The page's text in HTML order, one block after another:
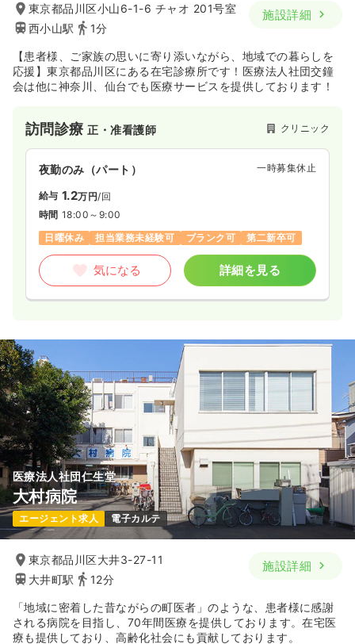
東京都品川区小山6-1-6 チャオ 201号室
西小山駅
1分
施設詳細
【患者様、ご家族の思いに寄り添いながら、地域での暮らしを
応援】東京都品川区にある在宅診療所です！医療法人社団交鐘
会は他に神奈川、仙台でも医療サービスを提供しております！
訪問診療正・准看護師 クリニック
夜勤のみ（パート） 一時募集休止
給与 1.2万円/回
時間 18:00～9:00
日曜休み
担当業務未経験可 ブランク可 第二新卒可
気になる 詳細を見る
医療法人社団仁生堂
大村病院
エージェント求人 電子カルテ
東京都品川区大井3-27-11
大井町駅
12分
施設詳細
「地域に密着した昔ながらの町医者」のような、患者様に感謝
される病院を目指し、70年間医療を提供しております。在宅医
療も提供しており、高齢化社会にも貢献しております。